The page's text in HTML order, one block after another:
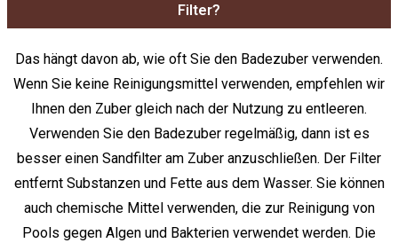
Filter?
Das hängt davon ab, wie oft Sie den Badezuber verwenden.
Wenn Sie keine Reinigungsmittel verwenden, empfehlen wir
Ihnen den Zuber gleich nach der Nutzung zu entleeren.
Verwenden Sie den Badezuber regelmäßig, dann ist es
besser einen Sandfilter am Zuber anzuschließen. Der Filter
entfernt Substanzen und Fette aus dem Wasser. Sie können
auch chemische Mittel verwenden, die zur Reinigung von
Pools gegen Algen und Bakterien verwendet werden. Die